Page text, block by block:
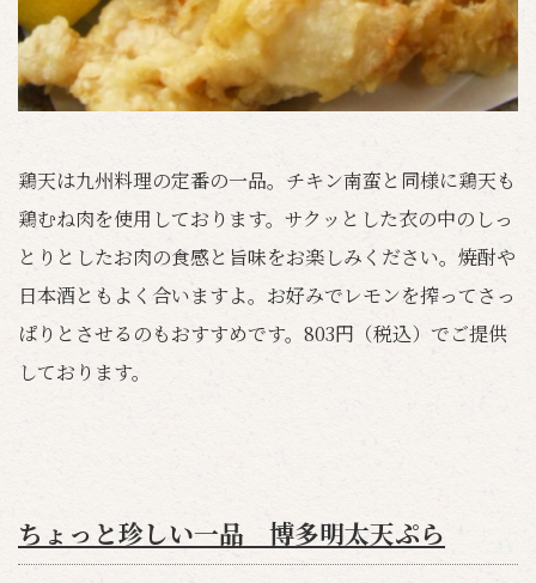
鶏天は九州料理の定番の一品。チキン南蛮と同様に鶏天も
鶏むね肉を使用しております。サクッとした衣の中のしっ
とりとしたお肉の食感と旨味をお楽しみください。焼酎や
日本酒ともよく合いますよ。お好みでレモンを搾ってさっ
ぱりとさせるのもおすすめです。803円（税込）でご提供
しております。
ちょっと珍しい一品 博多明太天ぷら